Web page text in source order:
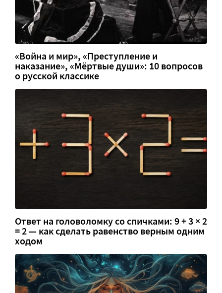
«Война и мир», «Преступление и
наказание», «Мёртвые души»: 10 вопросов
о русской классике
Ответ на головоломку со спичками: 9 + 3 × 2
= 2 — как сделать равенство верным одним
ходом